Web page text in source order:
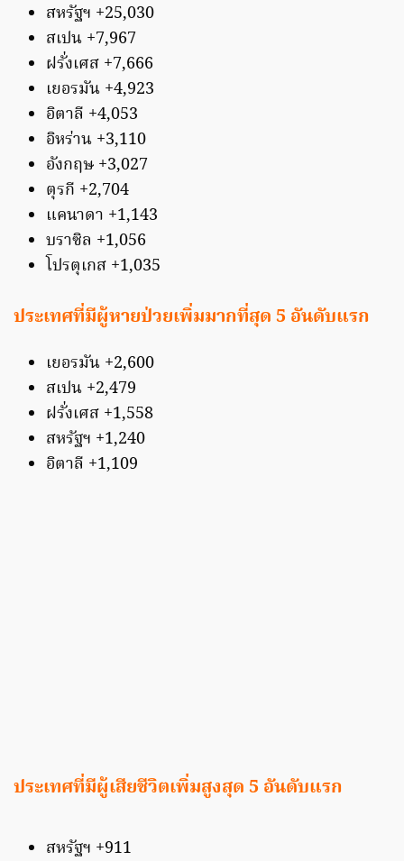
สหรัฐฯ +25,030
สเปน +7,967
ฝรั่งเศส +7,666
เยอรมัน +4,923
อิตาลี +4,053
อิหร่าน +3,110
อังกฤษ +3,027
ตุรกี +2,704
แคนาดา +1,143
บราซิล +1,056
โปรตุเกส +1,035
ประเทศที่มีผู้หายป่วยเพิ่มมากที่สุด 5 อันดับแรก
เยอรมัน +2,600
สเปน +2,479
ฝรั่งเศส +1,558
สหรัฐฯ +1,240
อิตาลี +1,109
ประเทศที่มีผู้เสียชีวิตเพิ่มสูงสุด 5 อันดับแรก
สหรัฐฯ +911